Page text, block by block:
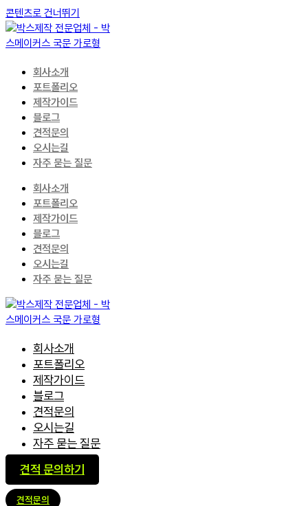
콘텐츠로 건너뛰기
회사소개
포트폴리오
제작가이드
블로그
견적문의
오시는길
자주 묻는 질문
회사소개
포트폴리오
제작가이드
블로그
견적문의
오시는길
자주 묻는 질문
회사소개
포트폴리오
제작가이드
블로그
견적문의
오시는길
자주 묻는 질문
견적 문의하기
견적문의